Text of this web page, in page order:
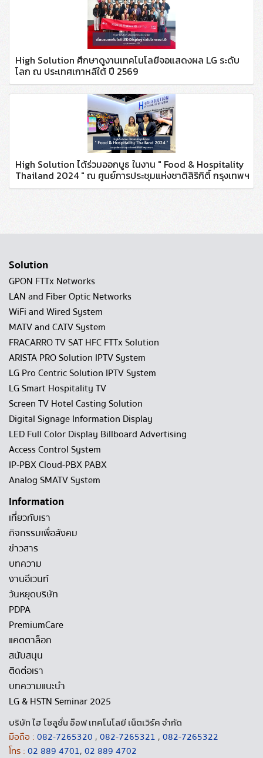
High Solution ศึกษาดูงานเทคโนโลยีจอแสดงผล LG ระดับ
โลก ณ ประเทศเกาหลีใต้ ปี 2569
High Solution ได้ร่วมออกบูธ ในงาน " Food & Hospitality
Thailand 2024 " ณ ศูนย์การประชุมแห่งชาติสิริกิติ์ กรุงเทพฯ
Solution
GPON FTTx Networks
LAN and Fiber Optic Networks
WiFi and Wired System
MATV and CATV System
FRACARRO TV SAT HFC FTTx Solution
ARISTA PRO Solution IPTV System
LG Pro Centric Solution IPTV System
LG Smart Hospitality TV
Screen TV Hotel Casting Solution
Digital Signage Information Display
LED Full Color Display Billboard Advertising
Access Control System
IP-PBX Cloud-PBX PABX
Analog SMATV System
Information
เกี่ยวกับเรา
กิจกรรมเพื่อสังคม
ข่าวสาร
บทความ
งานอีเวนท์
วันหยุดบริษัท
PDPA
PremiumCare
แคตตาล็อก
สนับสนุน
ติดต่อเรา
บทความแนะนำ
LG & HSTN Seminar 2025
บริษัท ไฮ โซลูชั่น อ๊อฟ เทคโนโลยี เน็ตเวิร์ค จำกัด
มือถือ : 082-7265320 , 082-7265321 , 082-7265322
โทร : 02 889 4701, 02 889 4702